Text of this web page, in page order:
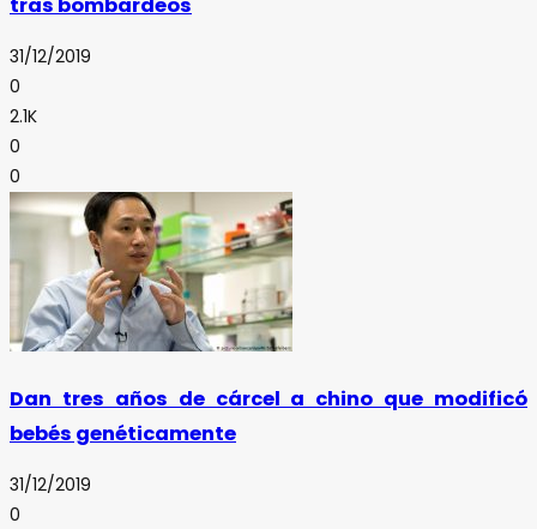
31/12/2019
0
2.1K
0
0
Dan tres años de cárcel a chino que modificó
bebés genéticamente
31/12/2019
0